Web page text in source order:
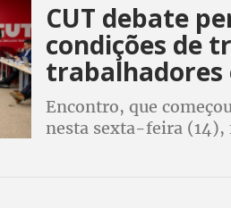
CUT debate
condições de
trabalhadores
Encontro, que
nesta sexta-feira (14),